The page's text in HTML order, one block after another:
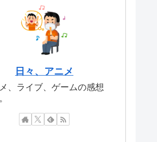
日々、アニメ
、ライブ、ゲームの感想